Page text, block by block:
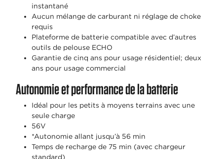
instantané
Aucun mélange de carburant ni réglage de choke
requis
Plateforme de batterie compatible avec d’autres
outils de pelouse ECHO
Garantie de cinq ans pour usage résidentiel; deux
ans pour usage commercial
Autonomie et performance de la batterie
Idéal pour les petits à moyens terrains avec une
seule charge
56V
*Autonomie allant jusqu’à 56 min
Temps de recharge de 75 min (avec chargeur
standard)